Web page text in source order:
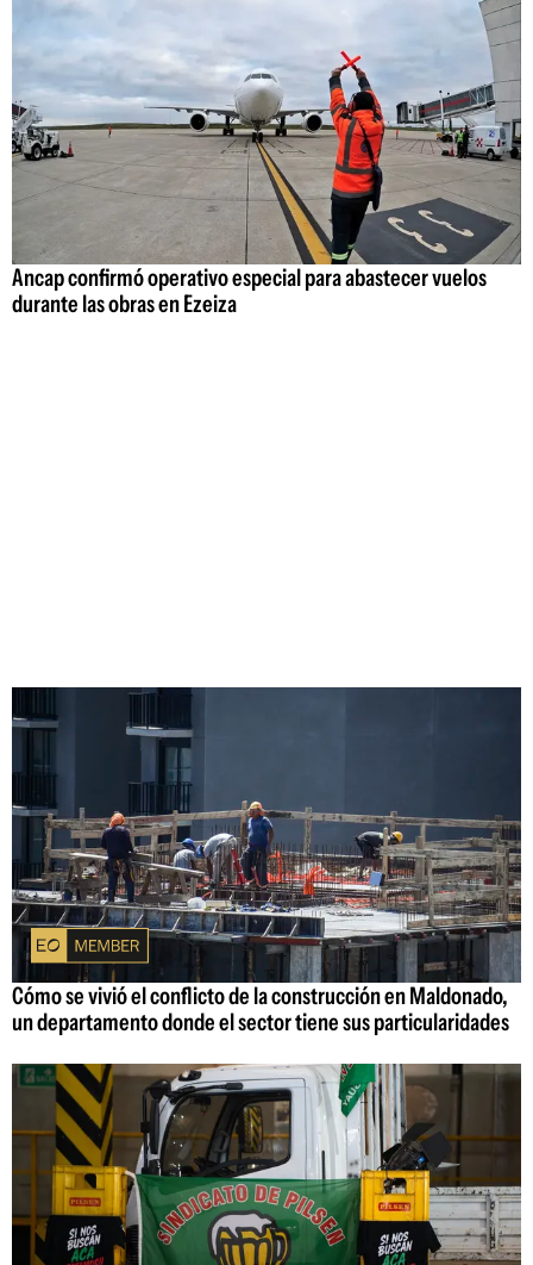
Ancap confirmó operativo especial para abastecer vuelos
durante las obras en Ezeiza
Cómo se vivió el conflicto de la construcción en Maldonado,
un departamento donde el sector tiene sus particularidades